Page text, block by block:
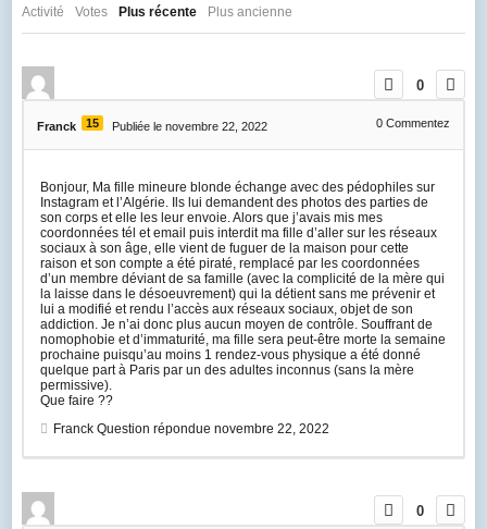
Activité Votes Plus récente Plus ancienne
0
Franck 15 Publiée le novembre 22, 2022 0 Commentez
Bonjour, Ma fille mineure blonde échange avec des pédophiles sur
Instagram et l’Algérie. Ils lui demandent des photos des parties de
son corps et elle les leur envoie. Alors que j’avais mis mes
coordonnées tél et email puis interdit ma fille d’aller sur les réseaux
sociaux à son âge, elle vient de fuguer de la maison pour cette
raison et son compte a été piraté, remplacé par les coordonnées
d’un membre déviant de sa famille (avec la complicité de la mère qui
la laisse dans le désoeuvrement) qui la détient sans me prévenir et
lui a modifié et rendu l’accès aux réseaux sociaux, objet de son
addiction. Je n’ai donc plus aucun moyen de contrôle. Souffrant de
nomophobie et d’immaturité, ma fille sera peut-être morte la semaine
prochaine puisqu’au moins 1 rendez-vous physique a été donné
quelque part à Paris par un des adultes inconnus (sans la mère
permissive).
Que faire ??
FranckQuestion répondue novembre 22, 2022
0